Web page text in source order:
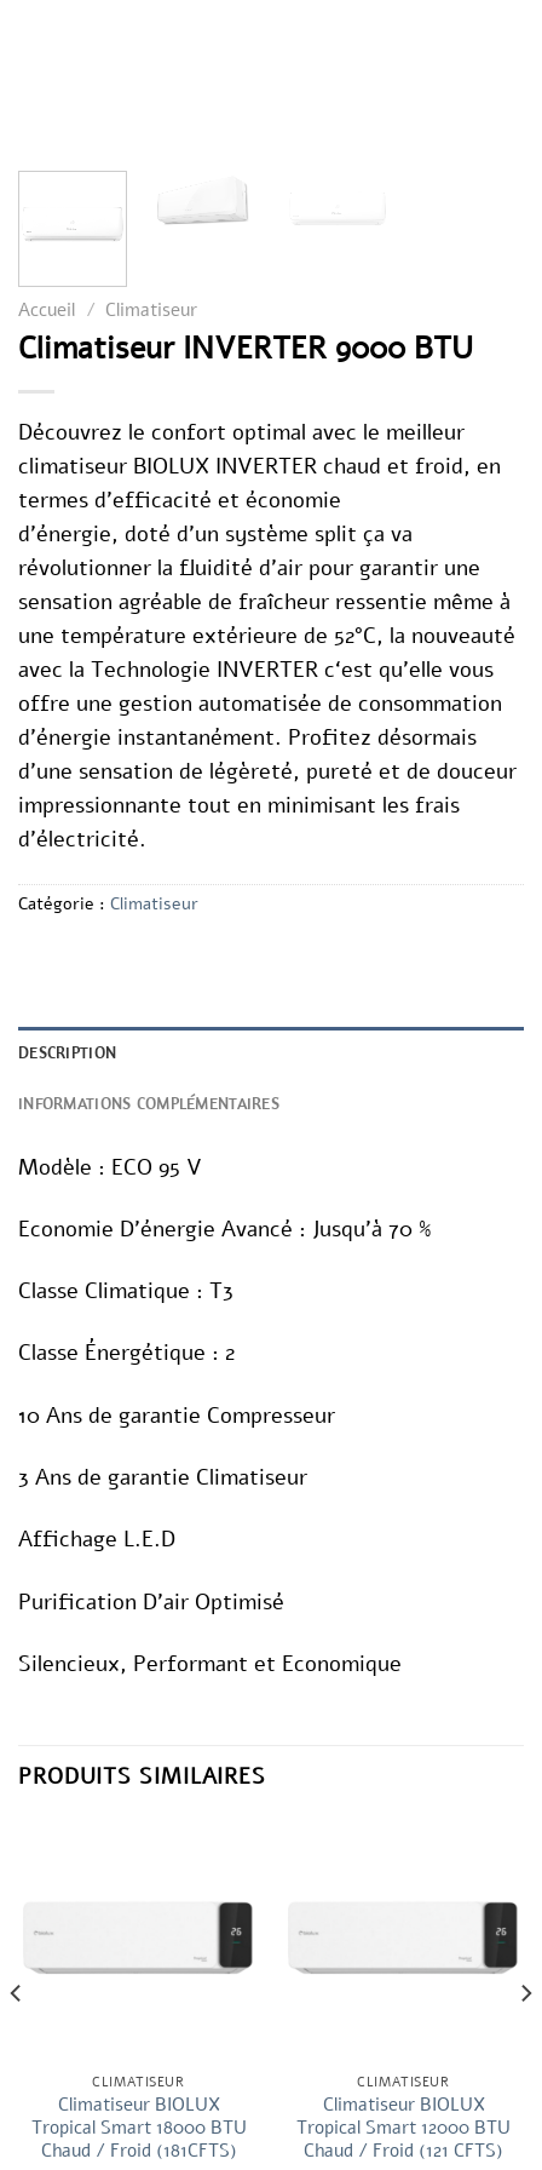
Accueil / Climatiseur
Climatiseur INVERTER 9000 BTU
Découvrez le confort optimal avec le meilleur
climatiseur BIOLUX INVERTER chaud et froid, en
termes d’efficacité et économie
d’énergie, doté d’un système split ça va
révolutionner la fluidité d’air pour garantir une
sensation agréable de fraîcheur ressentie même à
une température extérieure de 52°C, la nouveauté
avec la Technologie INVERTER c‘est qu’elle vous
offre une gestion automatisée de consommation
d’énergie instantanément. Profitez désormais
d’une sensation de légèreté, pureté et de douceur
impressionnante tout en minimisant les frais
d’électricité.
Catégorie : Climatiseur
DESCRIPTION
INFORMATIONS COMPLÉMENTAIRES
Modèle : ECO 95 V
Economie D’énergie Avancé : Jusqu’à 70 %
Classe Climatique : T3
Classe Énergétique : 2
10 Ans de garantie Compresseur
3 Ans de garantie Climatiseur
Affichage L.E.D
Purification D’air Optimisé
Silencieux, Performant et Economique
PRODUITS SIMILAIRES
CLIMATISEUR
Climatiseur BIOLUX
Tropical Smart 18000 BTU
Chaud / Froid (181CFTS)
CLIMATISEUR
Climatiseur BIOLUX
Tropical Smart 12000 BTU
Chaud / Froid (121 CFTS)